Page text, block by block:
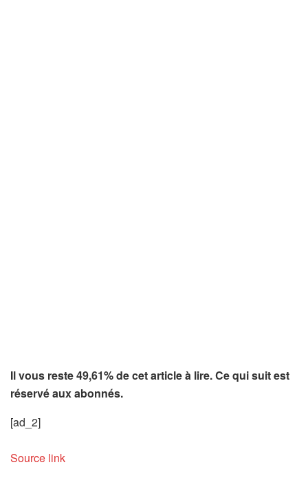
Il vous reste 49,61% de cet article à lire. Ce qui suit est
réservé aux abonnés.
[ad_2]
Source link